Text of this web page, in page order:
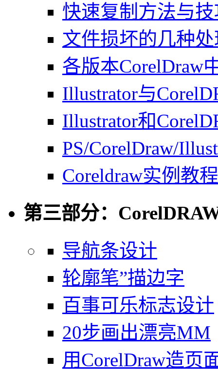
快速复制方法与
文件损坏的几种
各版本CorelDraw
Illustrator与
Illustrator和
PS/CorelDraw/
Coreldraw实例教
第三部分：
导航条设计
轮廓笔”描边字
百事可乐标志设计
20步画出漂亮MM
用CorelDraw造页